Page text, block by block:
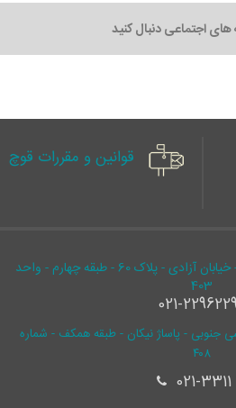
های اجتماعی دنبال کنید
قوانین و مقررات قوچ
میدان هروی - خیابان آزادی - پلاک 60 - طبقه چهارم - واحد
403
021-
جنوبی - پاساژ نیکان - طبقه همکف - شماره
۴۰۸
021-3311